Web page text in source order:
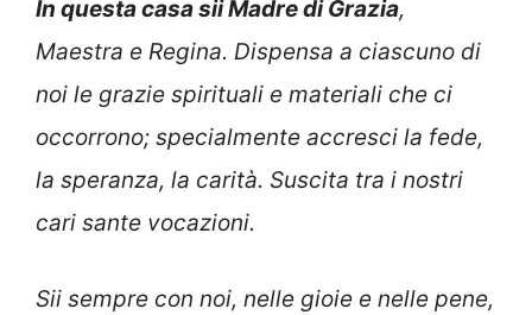
In questa casa sii Madre di Grazia,
Maestra e Regina. Dispensa a ciascuno di
noi le grazie spirituali e materiali che ci
occorrono; specialmente accresci la fede,
la speranza, la carità. Suscita tra i nostri
cari sante vocazioni.
Sii sempre con noi, nelle gioie e nelle pene,